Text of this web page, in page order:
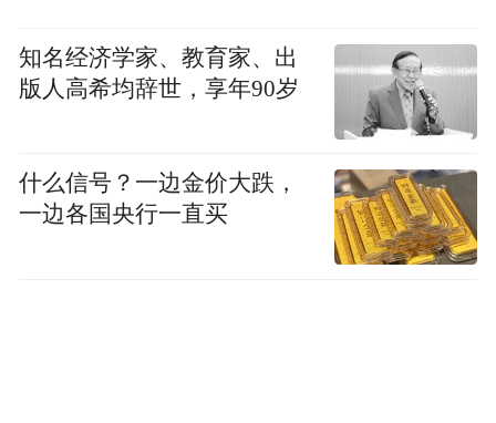
知名经济学家、教育家、出
版人高希均辞世，享年90岁
什么信号？一边金价大跌，
一边各国央行一直买